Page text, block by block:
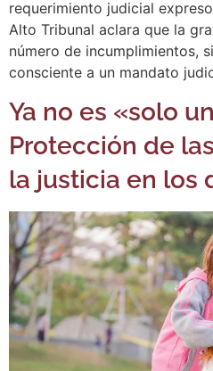
requerimiento judicial
Alto Tribunal aclara que la
número de incumplimientos,
consciente a un mandato
Ya no es «solo
Protección de
la justicia en los